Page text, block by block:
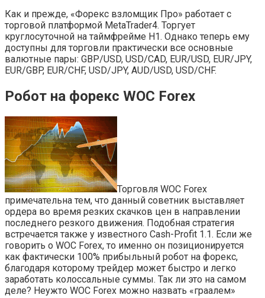
Как и прежде, «Форекс взломщик Про» работает с
торговой платформой MetaTrader4. Торгует
круглосуточной на таймфрейме Н1. Однако теперь ему
доступны для торговли практически все основные
валютные пары: GBP/USD, USD/CAD, EUR/USD, EUR/JPY,
EUR/GBP, EUR/CHF, USD/JPY, AUD/USD, USD/CHF.
Робот на форекс WOC Forex
Торговля WOC Forex
примечательна тем, что данный советник выставляет
ордера во время резких скачков цен в направлении
последнего резкого движения. Подобная стратегия
встречается также у известного Cash-Profit 1.1. Если же
говорить о WOC Forex, то именно он позиционируется
как фактически 100% прибыльный робот на форекс,
благодаря которому трейдер может быстро и легко
заработать колоссальные суммы. Так ли это на самом
деле? Неужто WOC Forex можно назвать «граалем»